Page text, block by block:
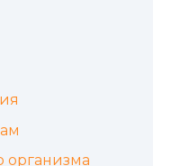
организма